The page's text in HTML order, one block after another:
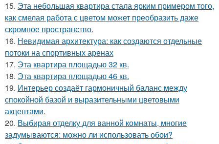
15. Эта небольшая квартира стала ярким примером того,
как смелая работа с цветом может преобразить даже
скромное пространство.
16. Невидимая архитектура: как создаются отдельные
потоки на спортивных аренах
17. Эта квартира площадью 32 кв.
18. Эта квартира площадью 46 кв.
19. Интерьер создаёт гармоничный баланс между
спокойной базой и выразительными цветовыми
акцентами.
20. Выбирая отделку для ванной комнаты, многие
задумываются: можно ли использовать обои?